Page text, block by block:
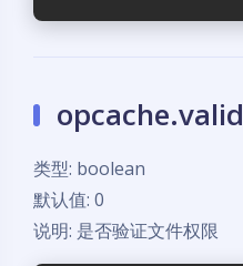
类型: boolean
默认值: 0
说明: 是否验证文件权限